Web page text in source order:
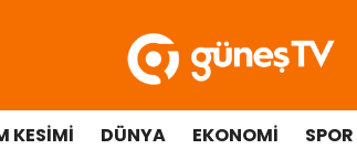
KESIMI DÜNYA EKONOMI SPOR